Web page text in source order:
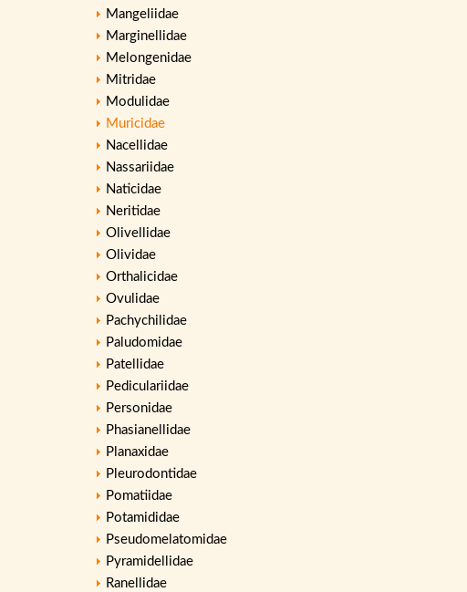
Mangeliidae
Marginellidae
Melongenidae
Mitridae
Modulidae
Muricidae
Nacellidae
Nassariidae
Naticidae
Neritidae
Olivellidae
Olividae
Orthalicidae
Ovulidae
Pachychilidae
Paludomidae
Patellidae
Pediculariidae
Personidae
Phasianellidae
Planaxidae
Pleurodontidae
Pomatiidae
Potamididae
Pseudomelatomidae
Pyramidellidae
Ranellidae